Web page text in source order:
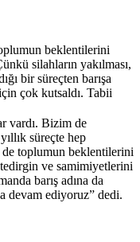
beklentilerini
silahların yakılması,
bir süreçten barışa
çok kutsaldı. Tabii
vardı. Bizim de
süreçte hep
toplumun beklentilerini
ve samimiyetlerini
barış adına da
devam ediyoruz” dedi.